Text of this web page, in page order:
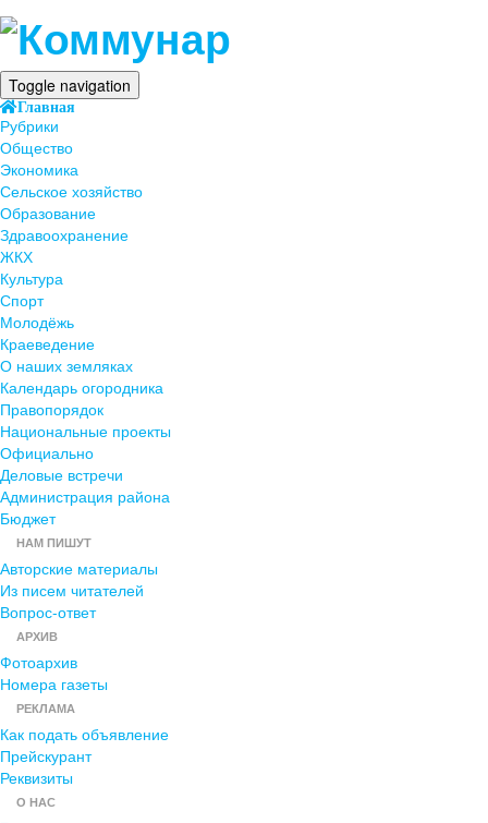
Toggle navigation
Главная
Рубрики
Общество
Экономика
Сельское хозяйство
Образование
Здравоохранение
ЖКХ
Культура
Спорт
Молодёжь
Краеведение
О наших земляках
Календарь огородника
Правопорядок
Национальные проекты
Официально
Деловые встречи
Администрация района
Бюджет
НАМ ПИШУТ
Авторские материалы
Из писем читателей
Вопрос-ответ
АРХИВ
Фотоархив
Номера газеты
РЕКЛАМА
Как подать объявление
Прейскурант
Реквизиты
О НАС